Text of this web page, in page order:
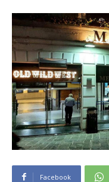
Facebook